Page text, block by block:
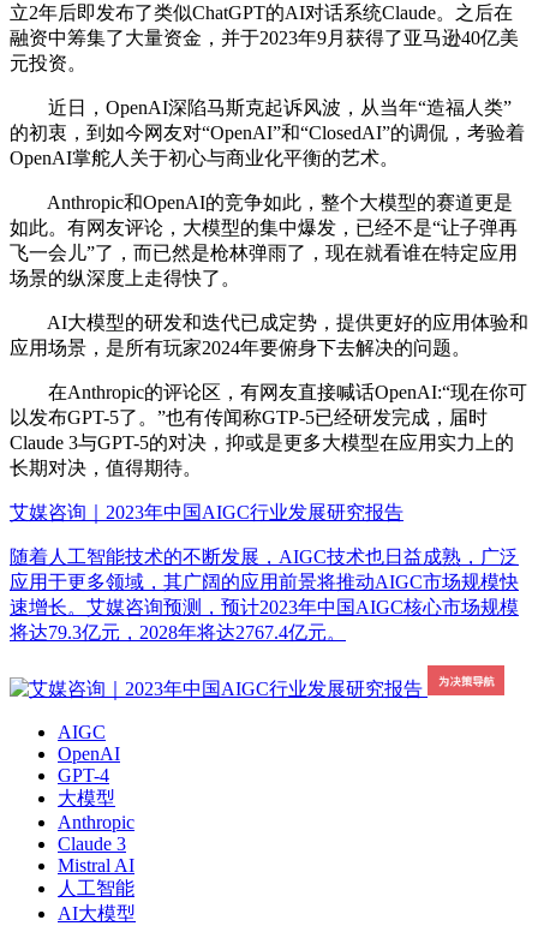
立2年后即发布了类似ChatGPT的AI对话系统Claude。之后在
融资中筹集了大量资金，并于2023年9月获得了亚马逊40亿美
元投资。
近日，OpenAI深陷马斯克起诉风波，从当年“造福人类”
的初衷，到如今网友对“OpenAI”和“ClosedAI”的调侃，考验着
OpenAI掌舵人关于初心与商业化平衡的艺术。
Anthropic和OpenAI的竞争如此，整个大模型的赛道更是
如此。有网友评论，大模型的集中爆发，已经不是“让子弹再
飞一会儿”了，而已然是枪林弹雨了，现在就看谁在特定应用
场景的纵深度上走得快了。
AI大模型的研发和迭代已成定势，提供更好的应用体验和
应用场景，是所有玩家2024年要俯身下去解决的问题。
在Anthropic的评论区，有网友直接喊话OpenAI:“现在你可
以发布GPT-5了。”也有传闻称GTP-5已经研发完成，届时
Claude 3与GPT-5的对决，抑或是更多大模型在应用实力上的
长期对决，值得期待。
艾媒咨询｜2023年中国AIGC行业发展研究报告
随着人工智能技术的不断发展，AIGC技术也日益成熟，广泛
应用于更多领域，其广阔的应用前景将推动AIGC市场规模快
速增长。艾媒咨询预测，预计2023年中国AIGC核心市场规模
将达79.3亿元，2028年将达2767.4亿元。
AIGC
OpenAI
GPT-4
大模型
Anthropic
Claude 3
Mistral AI
人工智能
AI大模型